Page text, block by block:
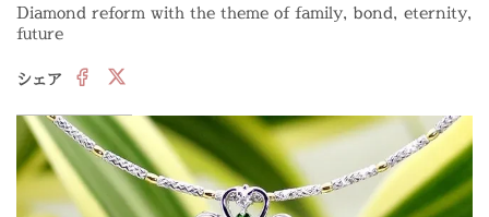
Diamond reform with the theme of family, bond, eternity,
future
シェア